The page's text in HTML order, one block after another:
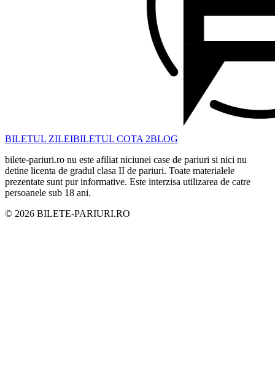
BILETUL ZILEIBILETUL COTA 2BLOG
bilete-pariuri.ro nu este afiliat niciunei case de pariuri si nici nu
detine licenta de gradul clasa II de pariuri. Toate materialele
prezentate sunt pur informative. Este interzisa utilizarea de catre
persoanele sub 18 ani.
© 2026 BILETE-PARIURI.RO